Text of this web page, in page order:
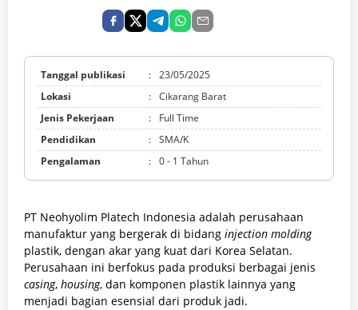
Tanggal publikasi : 23/05/2025
Lokasi
: Cikarang Barat
Jenis Pekerjaan
:
Full Time
Pendidikan
: SMA/K
Pengalaman
: 0 - 1 Tahun
PT Neohyolim Platech Indonesia adalah perusahaan
manufaktur yang bergerak di bidang injection molding
plastik, dengan akar yang kuat dari Korea Selatan.
Perusahaan ini berfokus pada produksi berbagai jenis
casing, housing, dan komponen plastik lainnya yang
menjadi bagian esensial dari produk jadi.